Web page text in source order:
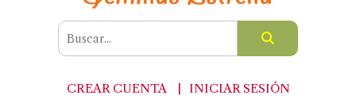
CREAR CUENTA INICIAR SESIÓN